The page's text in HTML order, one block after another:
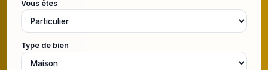
Vous êtes
Type de bien